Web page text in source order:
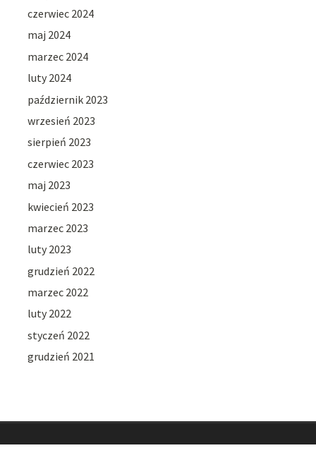
czerwiec 2024
maj 2024
marzec 2024
luty 2024
październik 2023
wrzesień 2023
sierpień 2023
czerwiec 2023
maj 2023
kwiecień 2023
marzec 2023
luty 2023
grudzień 2022
marzec 2022
luty 2022
styczeń 2022
grudzień 2021